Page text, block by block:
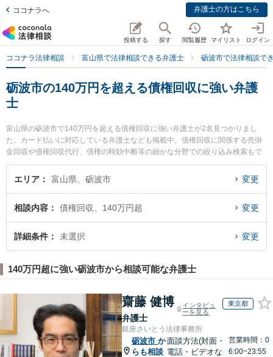
ココナラへ 弁護士の方はこちら
投稿する 探す 閲覧履歴 マイリスト ログイン
ココナラ法律相談 富山県で法律相談できる弁護士 砺波市で法律相談で
砺波市の140万円を超える債権回収に強い弁護
士
富山県の砺波市で140万円を超える債権回収に強い弁護士が2名見つかりまし
た。カード払いに対応している弁護士なども掲載中。債権回収に関係する売掛
金回収や債権回収代行、債権の時効中断等の細かな分野での絞り込み検索もで
き便利です。特に山岸陽平法律事務所の山岸 陽平弁護士やとなみ野法律事務所
の蓑 健太郎弁護士のプロフィール情報や弁護士費用、強みなどが注目されてい
の実績豊富な近くの弁護士を検索したい』『初回相談無料で140万円を超える
債権回収を法律相談できる砺波市内の弁護士に相談予約したい』などでお困り
の相談者さんにおすすめです。
エリア 富山県、砺波市 変更
相談内容 債権回収、140万円超 変更
詳細条件 未選択 変更
140万円超に強い砺波市から相談可能な弁護士
齋藤 健博
弁護士
インタビュ
ーを見る
東京都
銀座さいとう法律事務所
砺波市 か
らも相談
面談方法(対面・
電話・ビデオな
営業時間：0
6:00~23:55